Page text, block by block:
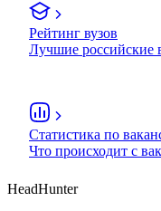
Рейтинг вузов
Лучшие российские
Статистика по
Что происходит с
HeadHunter